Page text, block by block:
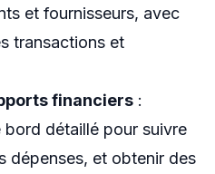
et fournisseurs, avec
transactions et
financiers :
détaillé pour suivre
dépenses, et obtenir des